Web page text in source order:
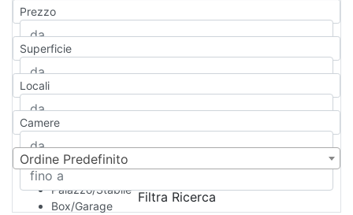
Qualsiasi
Appartamento
Casa indipendente
Casa Semi-indipendente
Attico/Mansarda
Rustico/Casale
Camera d'Albergo
Multiproprietà
Palazzo/Stabile
Box/Garage
Prezzo
Superficie
Locali
Camere
Ordine Predefinito
Filtra Ricerca